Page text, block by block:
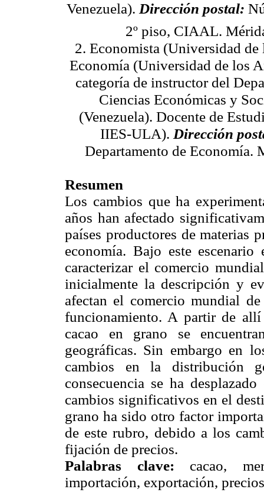
Venezuela). Dirección postal:
2º piso, CIAAL.
2. Economista (Universidad
Economía (Universidad de los
categoría de instructor del
Ciencias Económicas y
(Venezuela). Docente de
IIES-ULA). Dirección
Departamento de Economía.
Resumen
Los cambios que ha
años han afectado
países productores de materias
economía. Bajo este
caracterizar el comercio
inicialmente la descripción y
afectan el comercio mundial
funcionamiento. A partir de
cacao en grano se
geográficas. Sin embargo en
cambios en la distribución
consecuencia se ha
cambios significativos en el
grano ha sido otro factor
de este rubro, debido a los
fijación de precios.
Palabras clave: cacao,
importación, exportación,